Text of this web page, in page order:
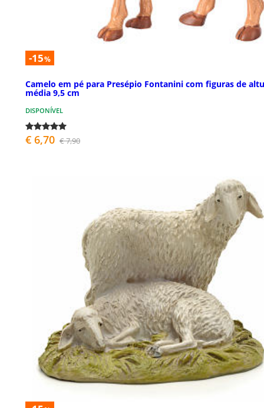
-15%
Camelo em pé para Presépio Fontanini com figuras de
média 9,5 cm
DISPONÍVEL
€ 6,70 € 7,90